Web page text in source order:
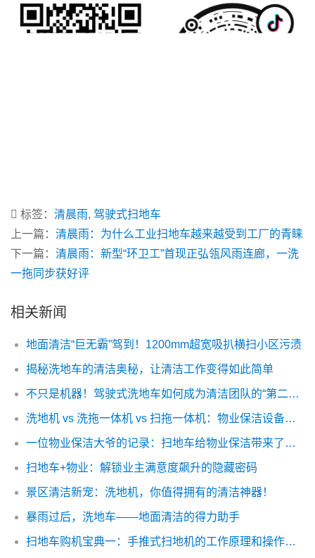
标签： 清晨雨, 驾驶式扫地车
上一篇： 清晨雨：为什么工业扫地车越来越受到工厂的青睐
下一篇： 清晨雨：新型“环卫工”首现正弘瓴风雨连廊，一洗
一拖同步获好评
相关新闻
地面清洁“巨无霸”驾到！1200mm超宽吸扒横扫小区污渍
揭秘洗地车的清洁奥秘，让清洁工作变得如此简单
不只是机器！驾驶式洗地车如何成为清洁团队的“第二大脑”？
洗地机 vs 洗拖一体机 vs 扫拖一体机：物业保洁设备怎么选？
一位物业保洁大爷的记录：扫地车给物业保洁带来了巨大的改变
扫地车+物业：解锁业主满意度飙升的隐藏密码
景区清洁新宠：洗地机，你值得拥有的清洁神器！
暴雨过后，洗地车——地面清洁的得力助手
扫地车购机宝典一：手推式扫地机的工作原理和操作注意事项